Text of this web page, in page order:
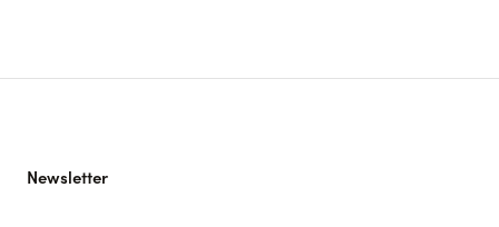
Newsletter